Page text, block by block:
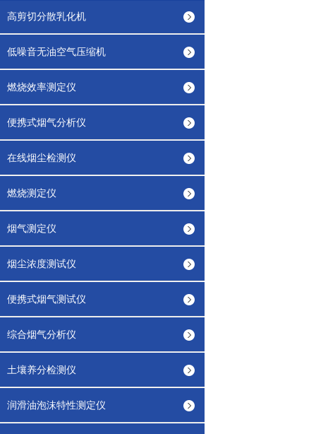
高剪切分散乳化机
低噪音无油空气压缩机
燃烧效率测定仪
便携式烟气分析仪
在线烟尘检测仪
燃烧测定仪
烟气测定仪
烟尘浓度测试仪
便携式烟气测试仪
综合烟气分析仪
土壤养分检测仪
润滑油泡沫特性测定仪